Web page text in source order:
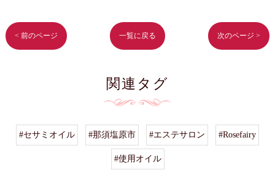
< 前のページ 一覧に戻る 次のページ >
関連タグ
#セサミオイル #那須塩原市 #エステサロン #Rosefairy
#使用オイル